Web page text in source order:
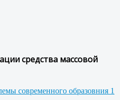
средства массовой